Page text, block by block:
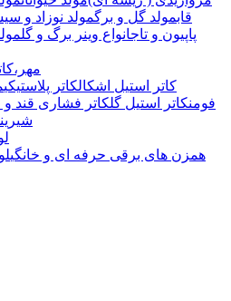
قابمولد گل و برگمولد نوزاد و
پاپیون و تاجانواع وینر برگ و گل
کاتر استیل اشکالکاتر پلاستیکی
فومنکاتر استیل گلکاتر فشاری قند و
همزن های برقی حرفه ای و خانگی